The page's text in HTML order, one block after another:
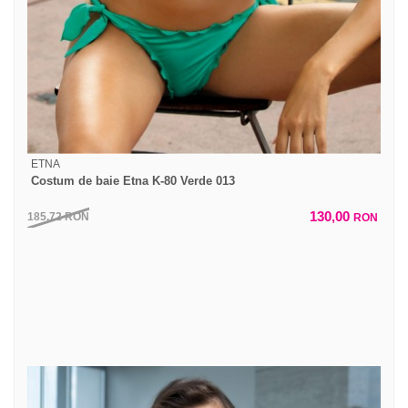
ETNA
Costum de baie Etna K-80 Verde 013
185,72RON 130,00 RON